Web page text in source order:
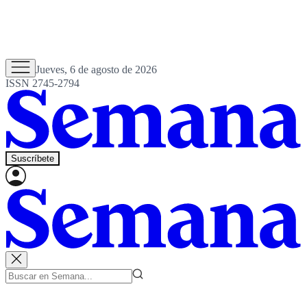
Jueves, 6 de agosto de 2026
ISSN 2745-2794
Suscríbete